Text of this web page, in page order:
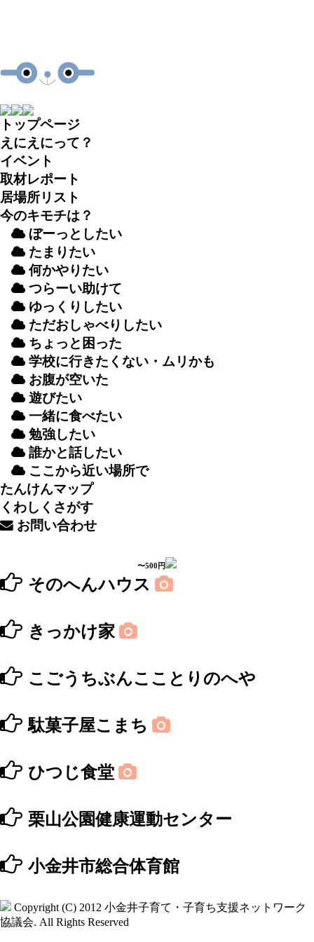
トップページ
えにえにって？
イベント
取材レポート
居場所リスト
今のキモチは？
ぼーっとしたい
たまりたい
何かやりたい
つらーい助けて
ゆっくりしたい
ただおしゃべりしたい
ちょっと 困 った
学校に行きたくない・ムリかも
お腹が空いた
遊びたい
一緒に食べたい
勉強したい
誰かと話したい
ここから近い場所で
たんけんマップ
くわしくさがす
お問い合わせ
〜500円
そのへんハウス
きっかけ家
こごうちぶんこことりのへや
駄菓子屋こまち
ひつじ食堂
栗山公園健康運動センター
小金井市総合体育館
Copyright (C) 2012 小金井子育て・子育ち支援ネットワーク
協議会. All Rights Reserved